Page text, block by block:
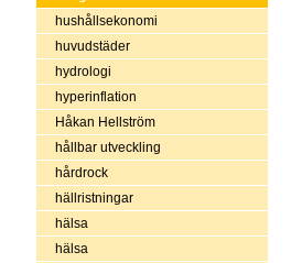
hushållsekonomi
huvudstäder
hydrologi
hyperinflation
Håkan Hellström
hållbar utveckling
hårdrock
hällristningar
hälsa
hälsa